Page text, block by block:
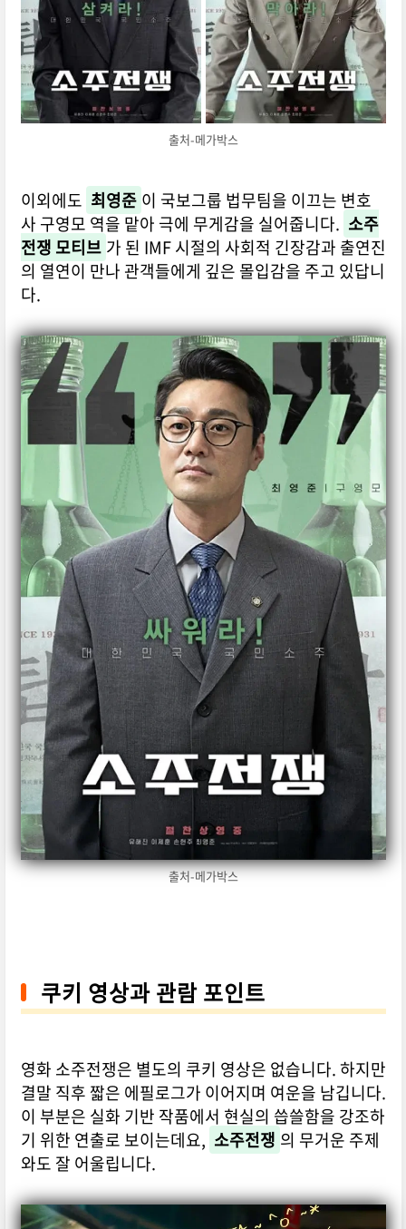
출처-메가박스
이외에도 최영준 이 국보그룹 법무팀을 이끄는 변호
사 구영모 역을 맡아 극에 무게감을 실어줍니다. 소주
전쟁 모티브 가 된 IMF 시절의 사회적 긴장감과 출연진
의 열연이 만나 관객들에게 깊은 몰입감을 주고 있답니
다.
출처-메가박스
쿠키 영상과 관람 포인트
영화 소주전쟁은 별도의 쿠키 영상은 없습니다. 하지만
결말 직후 짧은 에필로그가 이어지며 여운을 남깁니다.
이 부분은 실화 기반 작품에서 현실의 씁쓸함을 강조하
기 위한 연출로 보이는데요, 소주전쟁 의 무거운 주제
와도 잘 어울립니다.